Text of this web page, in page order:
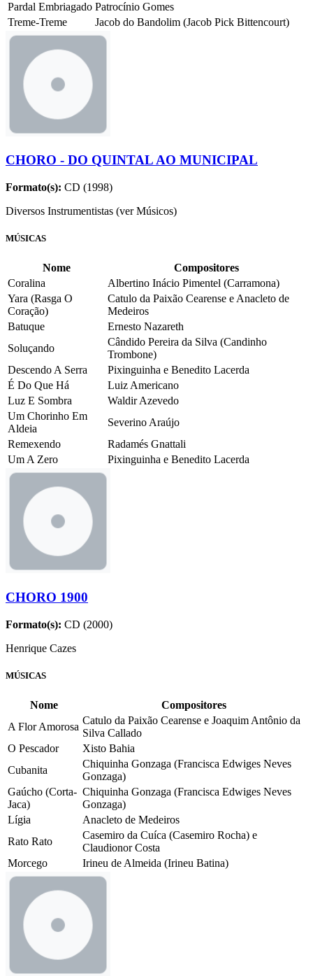
Pardal Embriagado Patrocínio Gomes
Treme-Treme
Jacob do Bandolim (Jacob Pick Bittencourt)
CHORO - DO QUINTAL AO MUNICIPAL
Formato(s): CD (1998)
Diversos Instrumentistas (ver Músicos)
MÚSICAS
Nome
Compositores
Coralina
Albertino Inácio Pimentel (Carramona)
Yara (Rasga O
Coração)
Catulo da Paixão Cearense e Anacleto de
Medeiros
Batuque
Ernesto Nazareth
Soluçando
Cândido Pereira da Silva (Candinho
Trombone)
Descendo A Serra
Pixinguinha e Benedito Lacerda
É Do Que Há
Luiz Americano
Luz E Sombra
Waldir Azevedo
Um Chorinho Em
Aldeia
Severino Araújo
Remexendo
Radamés Gnattali
Um A Zero
Pixinguinha e Benedito Lacerda
CHORO 1900
Formato(s): CD (2000)
Henrique Cazes
MÚSICAS
Nome
Compositores
A Flor Amorosa
Catulo da Paixão Cearense e Joaquim Antônio da
Silva Callado
O Pescador
Xisto Bahia
Cubanita
Chiquinha Gonzaga (Francisca Edwiges Neves
Gonzaga)
Gaúcho (Corta-
Jaca)
Chiquinha Gonzaga (Francisca Edwiges Neves
Gonzaga)
Lígia
Anacleto de Medeiros
Rato Rato
Casemiro da Cuíca (Casemiro Rocha) e
Claudionor Costa
Morcego
Irineu de Almeida (Irineu Batina)